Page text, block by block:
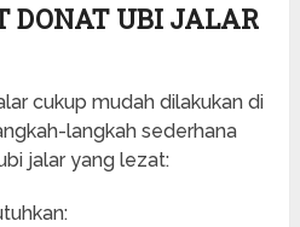
DONAT UBI JALAR
cukup mudah dilakukan di
langkah sederhana
jalar yang lezat: